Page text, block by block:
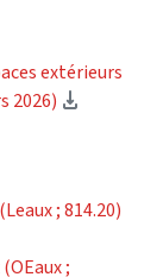
extérieurs
2026)
; 814.20)
;